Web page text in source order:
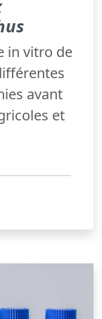
in vitro de
avant
et